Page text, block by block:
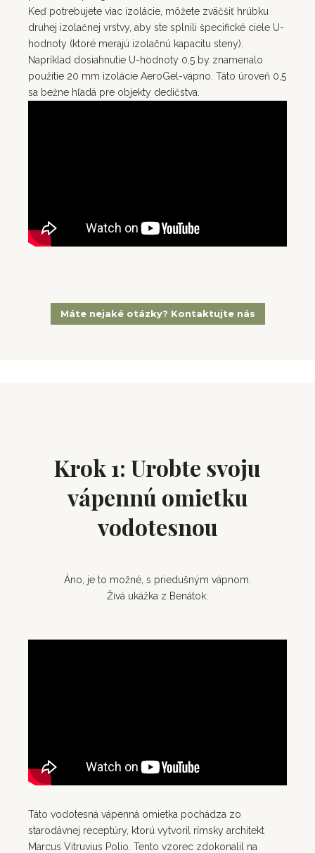
Keď potrebujete viac izolácie, môžete zväčšiť hrúbku
druhej izolačnej vrstvy, aby ste splnili špecifické ciele U-
hodnoty (ktoré merajú izolačnú kapacitu steny).
Napríklad dosiahnutie U-hodnoty 0,5 by znamenalo
použitie 20 mm izolácie AeroGel-vápno. Táto úroveň 0,5
sa bežne hľadá pre objekty dedičstva.
Máte nejaké otázky? Kontaktujte nás
Krok 1: Urobte svoju
vápennú omietku
vodotesnou
Áno, je to možné, s priedušným vápnom.
Živá ukážka z Benátok:
Táto vodotesná vápenná omietka pochádza zo
starodávnej receptúry, ktorú vytvoril rímsky architekt
Marcus Vitruvius Polio. Tento vzorec zdokonalil na